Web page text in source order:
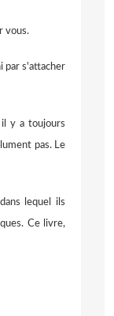
vous.
par s'attacher
y a toujours
pas. Le
lequel ils
Ce livre,